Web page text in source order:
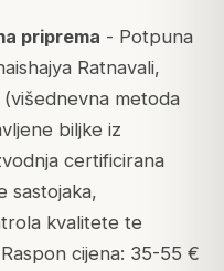
priprema - Potpuna
Ratnavali,
(višednevna metoda
biljke iz
certificirana
sastojaka,
kvalitete te
cijena: 35-55 €